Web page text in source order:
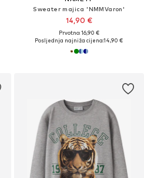
Sweater majica 'NMMVaron'
14,90 €
Prvotno: 16,90 €
Posljednja najniža cijena:14,90 €